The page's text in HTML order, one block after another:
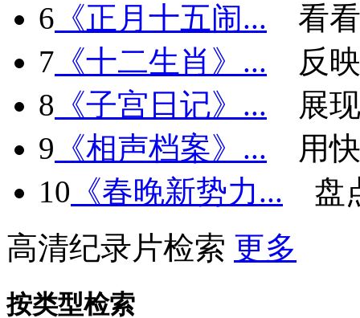
6 《正月十五闹...
看
7 《十二生肖》...
反
8 《子宫日记》...
展
9 《相声档案》...
用
10 《春晚新势力...
盘
高清纪录片检索 更多
按类型检索